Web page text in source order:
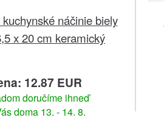
náčinie biely
x 20 cm keramický
12.87 EUR
doručíme ihneď
doma 13. - 14. 8.